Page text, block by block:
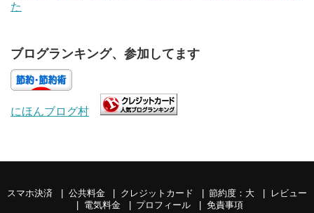
た
ブログランキング、参加してます
にほんブログ村
スマホ決済 公共料金 クレジットカード 節約度：大
レビュー
電気料金
プロフィール 免責事項